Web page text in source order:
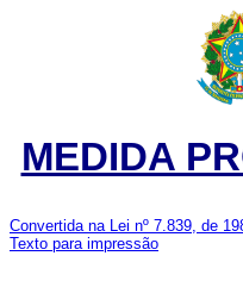
MEDIDA
Convertida na Lei nº 7.839, de
Texto para impressão